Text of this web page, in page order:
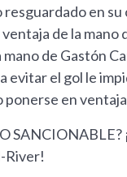
resguardado en su
de la mano
de Gastón
evitar el gol le
ponerse en
SANCIONABLE?
River!